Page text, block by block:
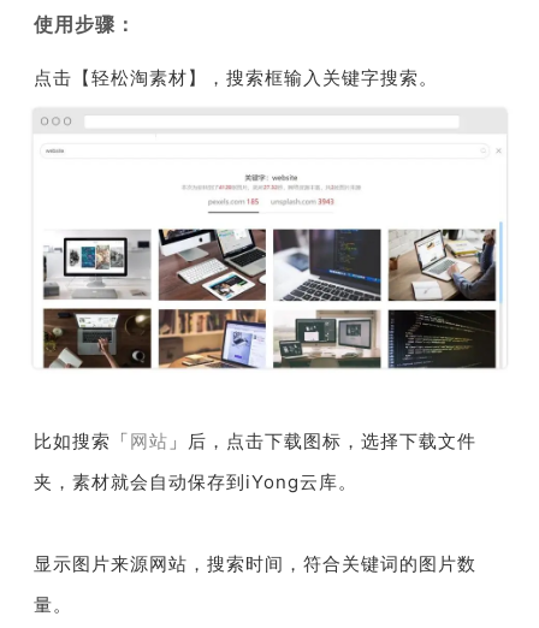
使用步骤：
点击【轻松淘素材】，搜索框输入关键字搜索。
比如搜索「网站 」后，点击下载图标，选择下载文件
夹，素材就会自动保存到iYong云库。
显示图片来源网站，搜索时间，符合关键词的图片数
量。